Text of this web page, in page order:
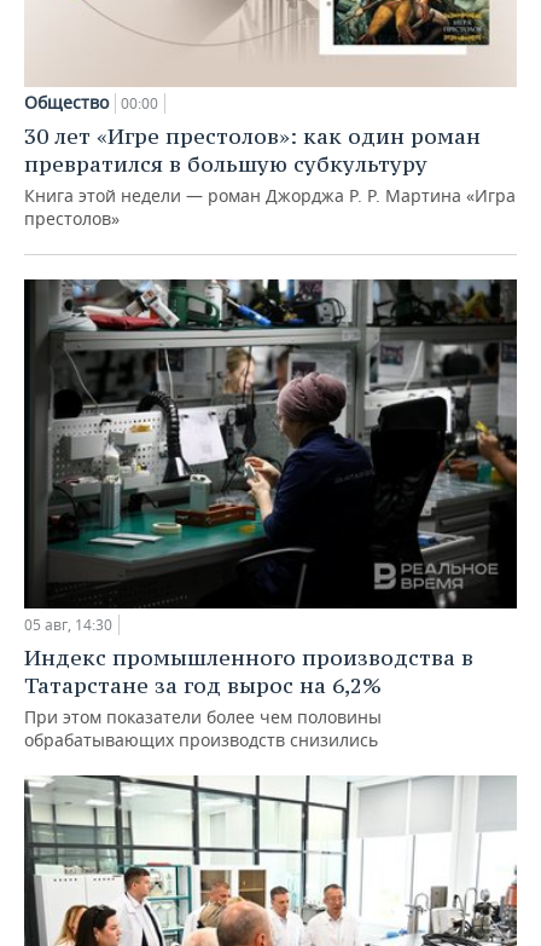
Общество 00:00
30 лет «Игре престолов»: как один роман
превратился в большую субкультуру
Книга этой недели — роман Джорджа Р. Р. Мартина «Игра
престолов»
05 авг, 14:30
Индекс промышленного производства в
Татарстане за год вырос на 6,2%
При этом показатели более чем половины
обрабатывающих производств снизились